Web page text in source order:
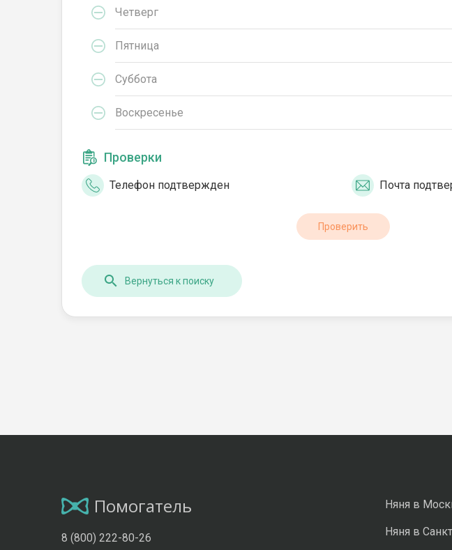
Четверг
Пятница
Суббота
Воскресенье
Проверки
Телефон подтвержден Почта
Проверить
Вернуться к поиску
Помогатель
8 (800) 222-80-26
Няня в
Няня в